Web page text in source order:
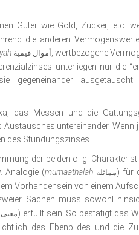
Güter wie Gold, Zucker, etc.
die anderen
أموال قيمية, wertbezogene
unterliegen nur die
gegeneinander
das Messen und die
Austausches untereinander.
des Stundungszinses.
der beiden o. g.
Analogie (mumaathalah مماثلة) für
Vorhandensein von einem
Sachen muss sowohl
معنى) erfüllt sein. So bestätigt das
des Ebenbildes und die